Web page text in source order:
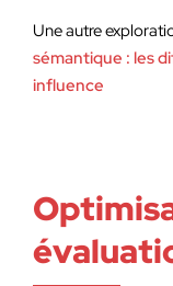
Une autre
sémantique : les
influence